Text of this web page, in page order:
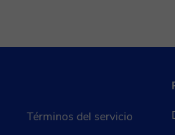
Términos del servicio